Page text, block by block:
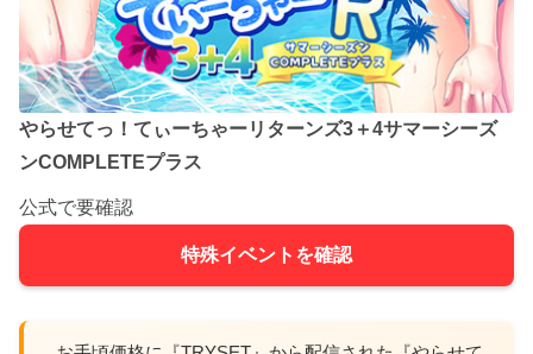
やらせてっ！てぃーちゃーリターンズ3＋4サマーシーズ
ンCOMPLETEプラス
公式で要確認
特殊イベントを確認